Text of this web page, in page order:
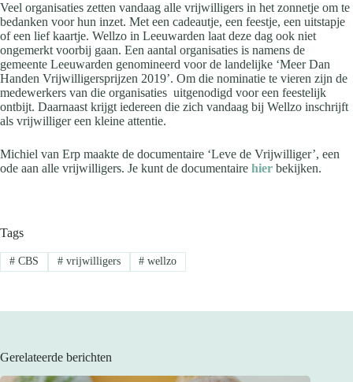
Veel organisaties zetten vandaag alle vrijwilligers in het zonnetje om te
bedanken voor hun inzet. Met een cadeautje, een feestje, een uitstapje
of een lief kaartje. Wellzo in Leeuwarden laat deze dag ook niet
ongemerkt voorbij gaan. Een aantal organisaties is namens de
gemeente Leeuwarden genomineerd voor de landelijke ‘Meer Dan
Handen Vrijwilligersprijzen 2019’. Om die nominatie te vieren zijn de
medewerkers van die organisaties uitgenodigd voor een feestelijk
ontbijt. Daarnaast krijgt iedereen die zich vandaag bij Wellzo inschrijft
als vrijwilliger een kleine attentie.
Michiel van Erp maakte de documentaire ‘Leve de Vrijwilliger’, een
ode aan alle vrijwilligers. Je kunt de documentaire hier bekijken.
Tags
#CBS #vrijwilligers # wellzo
Gerelateerde berichten